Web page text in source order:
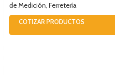
de Medición, Ferretería
COTIZAR PRODUCTOS